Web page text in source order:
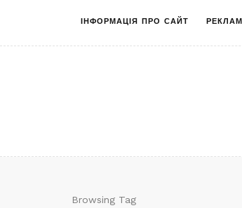
ІНФОРМАЦІЯ ПРО САЙТ
Browsing Tag